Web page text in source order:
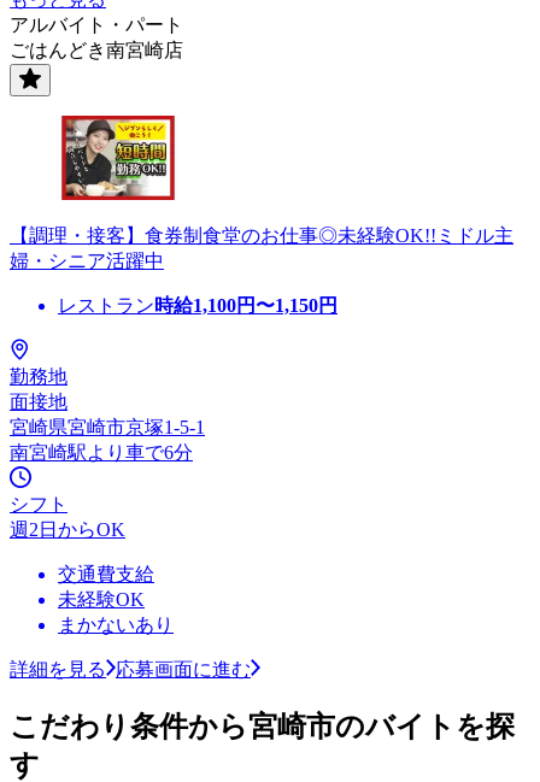
アルバイト・パート
ごはんどき南宮崎店
【調理・接客】食券制食堂のお仕事◎未経験OK!!ミドル主
婦・シニア活躍中
レストラン時給1,100円〜1,150円
勤務地
面接地
宮崎県宮崎市京塚1-5-1
南宮崎駅より車で6分
シフト
週2日からOK
交通費支給
未経験OK
まかないあり
詳細を見る 応募画面に進む
こだわり条件から宮崎市のバイトを探
す